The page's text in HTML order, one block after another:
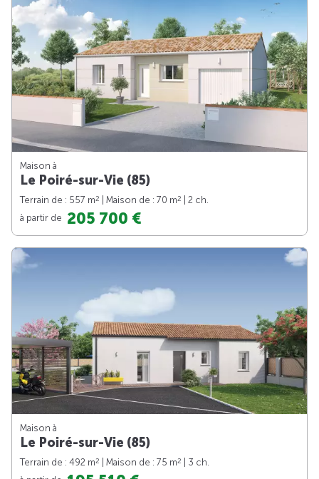
Maison à
Le Poiré-sur-Vie (85)
Terrain de : 557 m2 | Maison de : 70 m2
| 2 ch.
à partir de 205 700 €
Maison à
Le Poiré-sur-Vie (85)
Terrain de : 492 m2 | Maison de : 75 m2
| 3 ch.